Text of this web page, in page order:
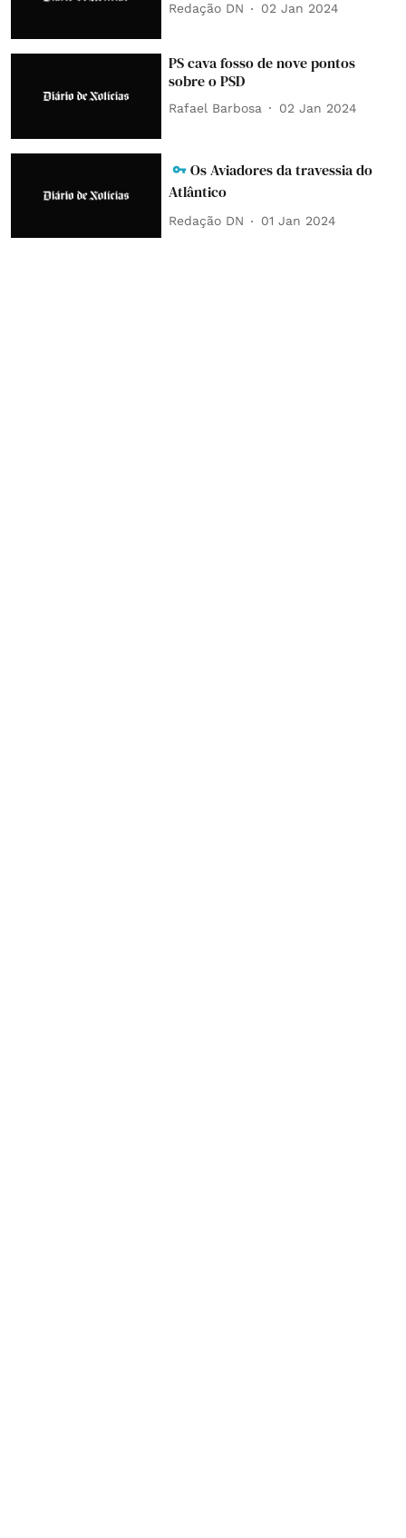
Redação DN 02 Jan 2024
PS cava fosso de nove pontos
sobre o PSD
Rafael Barbosa 02 Jan 2024
Os Aviadores da travessia do
Atlântico
Redação DN 01 Jan 2024